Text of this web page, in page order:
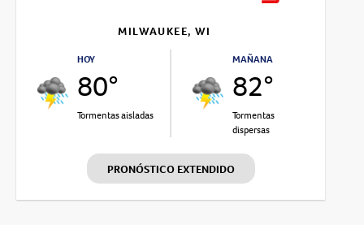
MILWAUKEE, WI
HOY
80°
Tormentas aisladas
MAÑANA
82°
Tormentas
dispersas
PRONÓSTICO EXTENDIDO